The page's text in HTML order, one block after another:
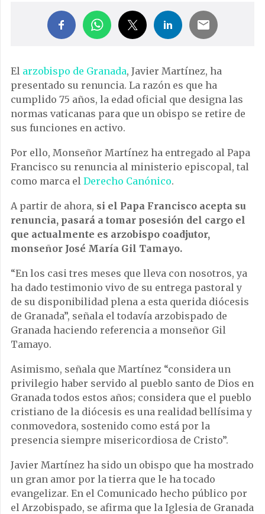
El arzobispo de Granada, Javier Martínez, ha
presentado su renuncia. La razón es que ha
cumplido 75 años, la edad oficial que designa las
normas vaticanas para que un obispo se retire de
sus funciones en activo.
Por ello, Monseñor Martínez ha entregado al Papa
Francisco su renuncia al ministerio episcopal, tal
como marca el Derecho Canónico.
A partir de ahora, si el Papa Francisco acepta su
renuncia, pasará a tomar posesión del cargo el
que actualmente es arzobispo coadjutor,
monseñor José María Gil Tamayo.
“En los casi tres meses que lleva con nosotros, ya
ha dado testimonio vivo de su entrega pastoral y
de su disponibilidad plena a esta querida diócesis
de Granada”, señala el todavía arzobispado de
Granada haciendo referencia a monseñor Gil
Tamayo.
Asimismo, señala que Martínez “considera un
privilegio haber servido al pueblo santo de Dios en
Granada todos estos años; considera que el pueblo
cristiano de la diócesis es una realidad bellísima y
conmovedora, sostenido como está por la
presencia siempre misericordiosa de Cristo”.
Javier Martínez ha sido un obispo que ha mostrado
un gran amor por la tierra que le ha tocado
evangelizar. En el Comunicado hecho público por
el Arzobispado, se afirma que la Iglesia de Granada